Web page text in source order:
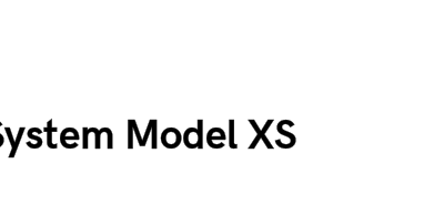
Model XS